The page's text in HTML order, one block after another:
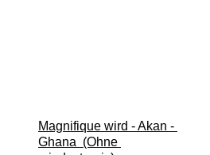
Magnifique wird - Akan -
Ghana  (Ohne